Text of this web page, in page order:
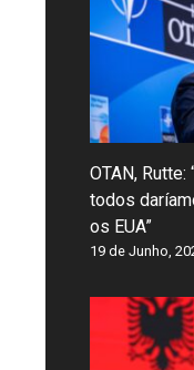
OTAN, Rutte:
todos
os EUA”
19 de Junho,